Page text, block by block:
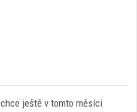
chce ještě v tomto měsíci